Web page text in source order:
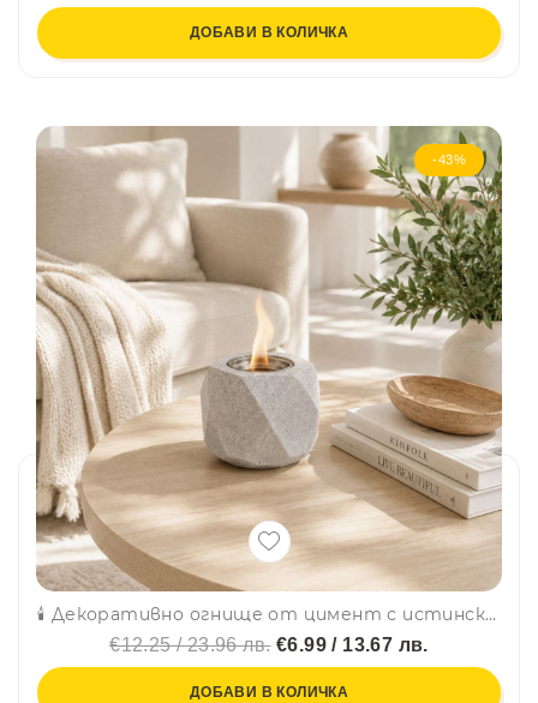
ДОБАВИ В КОЛИЧКА
-43%
🕯️ Декоративно огнище от цимент с истински пламък, на биоетанол, 13 × 13 × 10 см
€12.25 / 23.96 лв.€6.99 / 13.67 лв.
ДОБАВИ В КОЛИЧКА